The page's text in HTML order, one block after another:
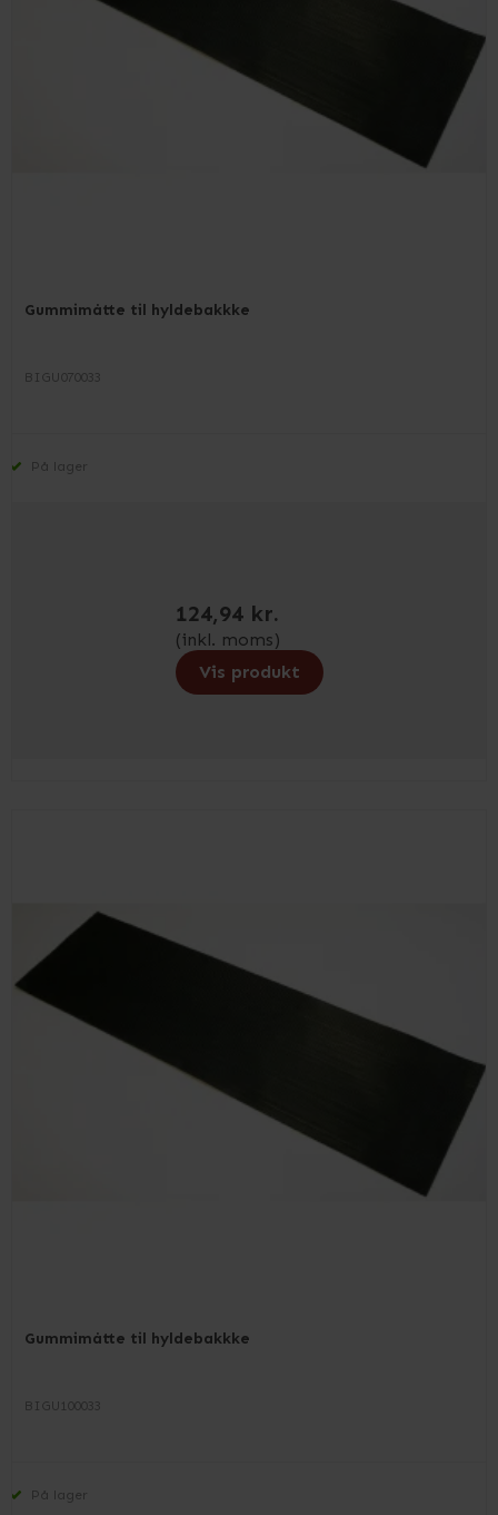
Gummimåtte til hyldebakkke
BIGU070033
På lager
124,94 kr.
(inkl. moms)
Vis produkt
Gummimåtte til hyldebakkke
BIGU100033
På lager